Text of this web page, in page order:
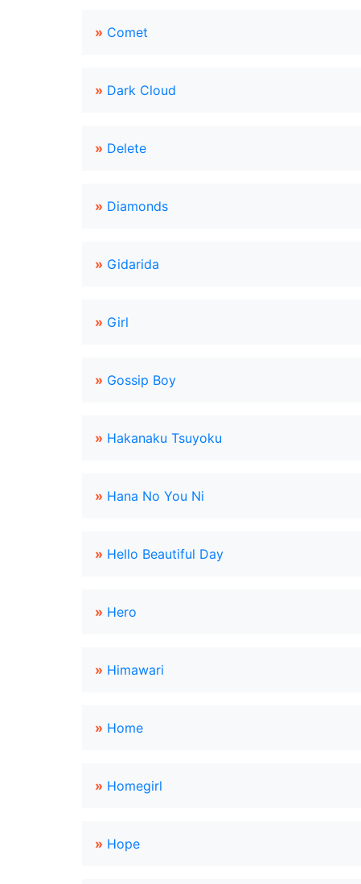
» Comet
» Dark Cloud
» Delete
» Diamonds
» Gidarida
» Girl
» Gossip Boy
» Hakanaku Tsuyoku
» Hana No You Ni
» Hello Beautiful Day
» Hero
» Himawari
» Home
» Homegirl
» Hope